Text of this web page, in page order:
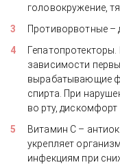
головокружение,
Противорвотные –
зависимости
вырабатывающие
спирта. При
во рту,
Витамин С –
укрепляет
инфекциям при